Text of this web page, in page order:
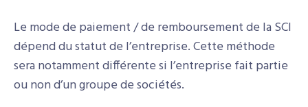
Le mode de paiement / de remboursement de la SCI
dépend du statut de l’entreprise. Cette méthode
sera notamment différente si l’entreprise fait partie
ou non d’un groupe de sociétés.